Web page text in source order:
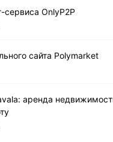
сервиса OnlyP2P
сайта Polymarket
аренда